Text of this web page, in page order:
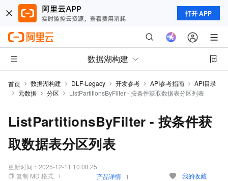
打开 APP
数据湖构建
首页 数据湖构建 DLF-Legacy 开发参考 API参考指南
API目录
元数据
分区 ListPartitionsByFilter - 按条件获取数据表分区列表
ListPartitionsByFilter - 按条件获
取数据表分区列表
更新时间： 2025-12-11 10:08:25
复制 MD 格式
产品详情 我的收藏